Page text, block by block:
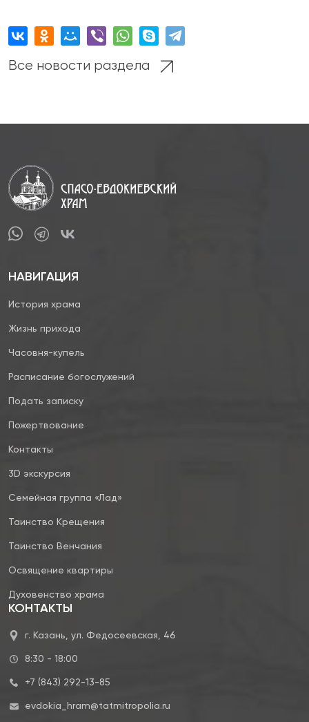
Все новости раздела
НАВИГАЦИЯ
История храма
Жизнь прихода
Часовня-купель
Расписание богослужений
Подать записку
Пожертвование
Контакты
3D экскурсия
Семейная группа «Лад»
Таинство Крещения
Таинство Венчания
Освящение квартиры
Духовенство храма
КОНТАКТЫ
г. Казань, ул. Федосеевская, 46
8:30 - 18:00
+7 (843) 292-13-85
evdokia_hram@tatmitropolia.ru